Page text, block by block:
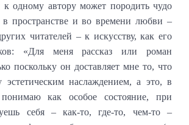
к одному автору может породить чудо
пространстве и во времени любви –
читателей – к искусству, как его
«Для меня рассказ или роман
поскольку он доставляет мне то, что
эстетическим наслаждением, а это, в
как особое состояние, при
себя – как-то, где-то, чем-то –